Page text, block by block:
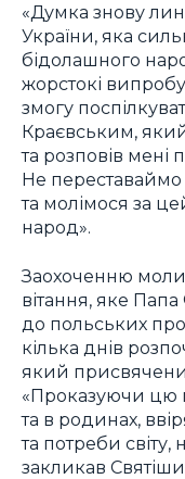
«Думка знову
України, яка
бідолашного
жорстокі
змогу
Краєвським,
та розповів мені
Не
та молімося за
народ».
Заохоченню
вітання, яке
до польських
кілька днів
який
«Проказуючи цю
та в родинах,
та потреби
закликав